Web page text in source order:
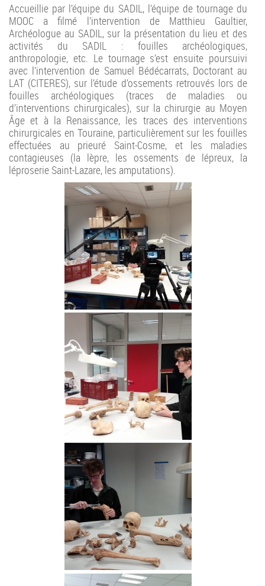
Accueillie par l’équipe du SADIL, l’équipe de tournage du
MOOC a filmé l’intervention de Matthieu Gaultier,
Archéologue au SADIL, sur la présentation du lieu et des
activités du SADIL : fouilles archéologiques,
anthropologie, etc. Le tournage s’est ensuite poursuivi
avec l’intervention de Samuel Bédécarrats, Doctorant au
LAT (CITERES), sur l’étude d’ossements retrouvés lors de
fouilles archéologiques (traces de maladies ou
d’interventions chirurgicales), sur la chirurgie au Moyen
Âge et à la Renaissance, les traces des interventions
chirurgicales en Touraine, particulièrement sur les fouilles
effectuées au prieuré Saint-Cosme, et les maladies
contagieuses (la lèpre, les ossements de lépreux, la
léproserie Saint-Lazare, les amputations).